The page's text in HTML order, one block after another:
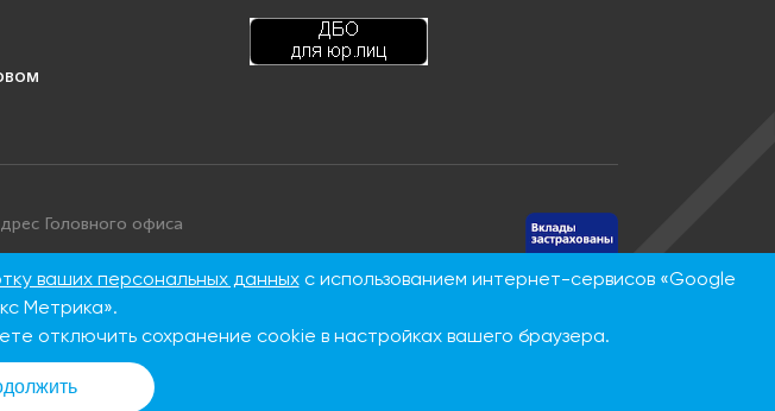
Головного офиса
ваших персональных данныхс использованием интернет-сервисов «Google
Метрика».
отключить сохранение cookie в настройках вашего браузера.